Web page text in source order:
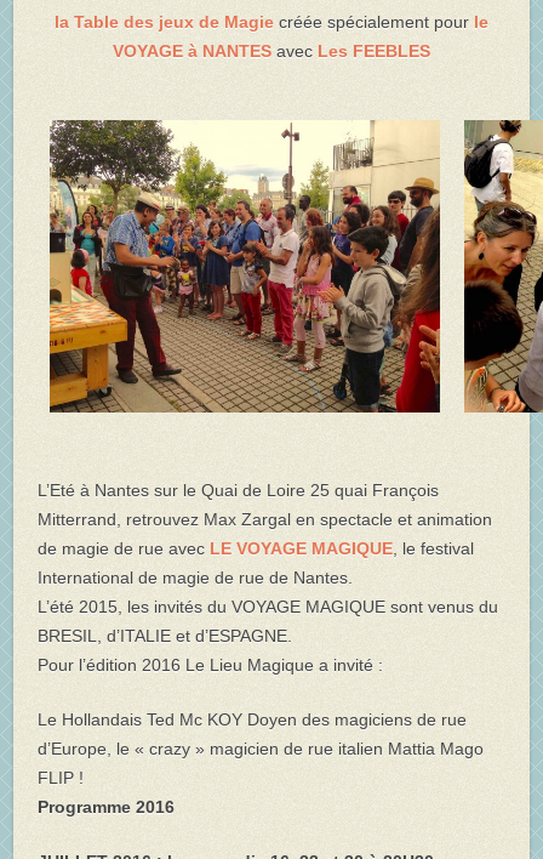
la Table des jeux de Magie créée spécialement pour le
VOYAGE à NANTES avec Les FEEBLES
L’Eté à Nantes sur le Quai de Loire 25 quai François
Mitterrand, retrouvez Max Zargal en spectacle et animation
de magie de rue avec LE VOYAGE MAGIQUE , le festival
International de magie de rue de Nantes.
L’été 2015, les invités du VOYAGE MAGIQUE sont venus du
BRESIL, d’ITALIE et d’ESPAGNE.
Pour l’édition 2016 Le Lieu Magique a invité :
Le Hollandais Ted Mc KOY Doyen des magiciens de rue
d’Europe, le « crazy » magicien de rue italien Mattia Mago
FLIP !
Programme 2016